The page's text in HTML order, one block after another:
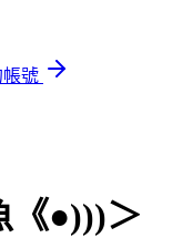
號
《●)))＞